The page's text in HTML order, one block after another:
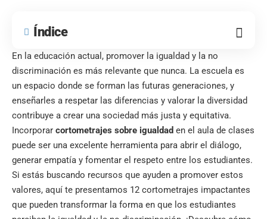
Índice
En la educación actual, promover la igualdad y la no
discriminación es más relevante que nunca. La escuela es
un espacio donde se forman las futuras generaciones, y
enseñarles a respetar las diferencias y valorar la diversidad
contribuye a crear una sociedad más justa y equitativa.
Incorporar cortometrajes sobre igualdad en el aula de clases
puede ser una excelente herramienta para abrir el diálogo,
generar empatía y fomentar el respeto entre los estudiantes.
Si estás buscando recursos que ayuden a promover estos
valores, aquí te presentamos 12 cortometrajes impactantes
que pueden transformar la forma en que los estudiantes